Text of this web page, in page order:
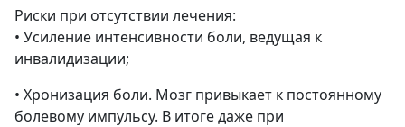
Риски при отсутствии лечения:
• Усиление интенсивности боли, ведущая к
инвалидизации;
• Хронизация боли. Мозг привыкает к постоянному
болевому импульсу. В итоге даже при